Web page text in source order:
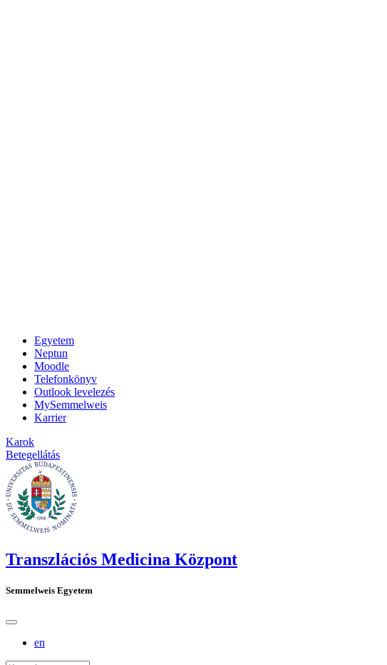
Egyetem
Neptun
Moodle
Telefonkönyv
Outlook levelezés
MySemmelweis
Karrier
Karok
Betegellátás
Transzlációs Medicina Központ
Semmelweis Egyetem
en